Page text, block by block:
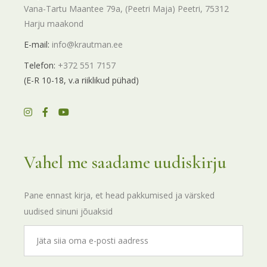
Vana-Tartu Maantee 79a, (Peetri Maja) Peetri, 75312
Harju maakond
E-mail: info@krautman.ee
Telefon: +372 551 7157
(E-R 10-18, v.a riiklikud pühad)
Vahel me saadame uudiskirju
Pane ennast kirja, et head pakkumised ja värsked
uudised sinuni jõuaksid